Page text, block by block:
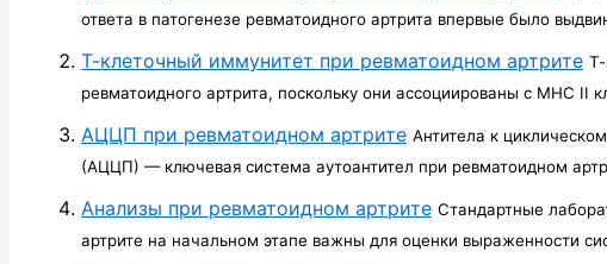
ответа в патогенезе ревматоидного артрита впервые было
Т-клеточный иммунитет при ревматоидном артрите Т-
ревматоидного артрита, поскольку они ассоциированы с МНС II
АЦЦП при ревматоидном артрите Антитела к
(АЦЦП) — ключевая система аутоантител при ревматоидном
Анализы при ревматоидном артрите Стандартные
артрите на начальном этапе важны для оценки выраженности